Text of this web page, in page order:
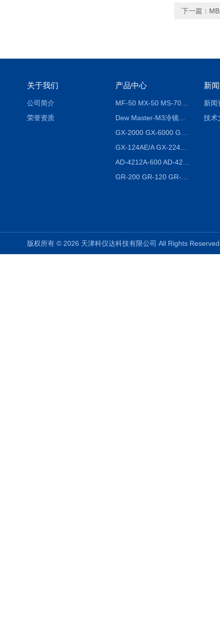
下一篇：
关于我们
公司简介
荣誉资质
产品中心
MF-50 MX-50 MS-70卤素水分测定仪 红外线水分仪
Dew Master-M3冷镜式露点仪
GX-124AE/A GX-224AE/A分析天平
新
新闻
技术
版权所有 © 2026 天津科仪达科技有限公司 All Rights